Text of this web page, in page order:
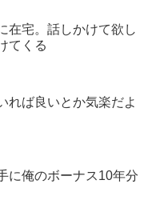
在宅。話しかけて欲し
てくる
れば良いとか気楽だよ
に俺のボーナス10年分